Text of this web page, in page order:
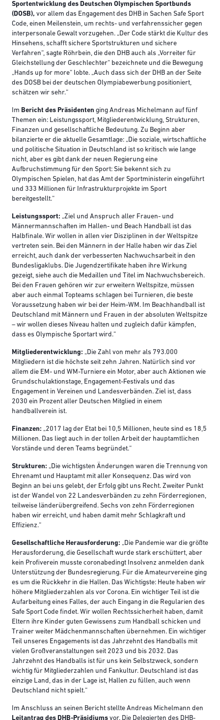
Sportentwicklung des Deutschen Olympischen Sportbunds
(DOSB), vor allem das Engagement des DHB in Sachen Safe Sport
Code, einen Meilenstein, um rechts- und verfahrenssicher gegen
interpersonale Gewalt vorzugehen. „Der Code stärkt die Kultur des
Hinsehens, schafft sichere Sportstrukturen und sichere
Verfahren“, sagte Röhrbein, die den DHB auch als „Vorreiter für
Gleichstellung der Geschlechter“ bezeichnete und die Bewegung
„Hands up for more“ lobte. „Auch dass sich der DHB an der Seite
des DOSB bei der deutschen Olympiabewerbung positioniert,
schätzen wir sehr.“
Im Bericht des Präsidenten ging Andreas Michelmann auf fünf
Themen ein: Leistungssport, Mitgliederentwicklung, Strukturen,
Finanzen und gesellschaftliche Bedeutung. Zu Beginn aber
bilanzierte er die aktuelle Gesamtlage: „Die soziale, wirtschaftliche
und politische Situation in Deutschland ist so kritisch wie lange
nicht, aber es gibt dank der neuen Regierung eine
Aufbruchstimmung für den Sport: Sie bekennt sich zu
Olympischen Spielen, hat das Amt der Sportministerin eingeführt
und 333 Millionen für Infrastrukturprojekte im Sport
bereitgestellt.“
Leistungssport: „Ziel und Anspruch aller Frauen- und
Männermannschaften im Hallen- und Beach Handball ist das
Halbfinale. Wir wollen in allen vier Disziplinen in der Weltspitze
vertreten sein. Bei den Männern in der Halle haben wir das Ziel
erreicht, auch dank der verbesserten Nachwuchsarbeit in den
Bundesligaklubs. Die Jugendzertifikate haben ihre Wirkung
gezeigt, siehe auch die Medaillen und Titel im Nachwuchsbereich.
Bei den Frauen gehören wir zur erweitern Weltspitze, müssen
aber auch einmal Topteams schlagen bei Turnieren, die beste
Voraussetzung haben wir bei der Heim-WM. Im Beachhandball ist
Deutschland mit Männern und Frauen in der absoluten Weltspitze
– wir wollen dieses Niveau halten und zugleich dafür kämpfen,
dass es Olympische Sportart wird.“
Mitgliederentwicklung: „Die Zahl von mehr als 793.000
Mitgliedern ist die höchste seit zehn Jahren. Natürlich sind vor
allem die EM- und WM-Turniere ein Motor, aber auch Aktionen wie
Grundschulaktionstage, Engagement-Festivals und das
Engagement in Vereinen und Landesverbänden. Ziel ist, dass
2030 ein Prozent aller Deutschen Mitglied in einem
handballverein ist.
Finanzen: „2017 lag der Etat bei 10,5 Millionen, heute sind es 18,5
Millionen. Das liegt auch in der tollen Arbeit der hauptamtlichen
Vorstände und deren Teams begründet.“
Strukturen: „Die wichtigsten Änderungen waren die Trennung von
Ehrenamt und Hauptamt mit aller Konsequenz. Das wird von
Beginn an bei uns gelebt, der Erfolg gibt uns Recht. Zweiter Punkt
ist der Wandel von 22 Landesverbänden zu zehn Förderregionen,
teilweise länderübergreifend. Sechs von zehn Förderregionen
haben wir erreicht, und haben damit mehr Schlagkraft und
Effizienz.“
Gesellschaftliche Herausforderung: „Die Pandemie war die größte
Herausforderung, die Gesellschaft wurde stark erschüttert, aber
kein Profiverein musste coronabedingt Insolvenz anmelden dank
Unterstützung der Bundesregierung. Für die Amateurvereine ging
es um die Rückkehr in die Hallen. Das Wichtigste: Heute haben wir
höhere Mitgliederzahlen als vor Corona. Ein wichtiger Teil ist die
Aufarbeitung eines Falles, der auch Eingang in die Regularien des
Safe Sport Code findet. Wir wollen Rechtssicherheit haben, damit
Eltern ihre Kinder guten Gewissens zum Handball schicken und
Trainer weiter Mädchenmannschaften übernehmen. Ein wichtiger
Teil unseres Engagements ist das Jahrzehnt des Handballs mit
vielen Großveranstaltungen seit 2023 und bis 2032. Das
Jahrzehnt des Handballs ist für uns kein Selbstzweck, sondern
wichtig für Mitgliederzahlen und Fankultur. Deutschland ist das
einzige Land, das in der Lage ist, Hallen zu füllen, auch wenn
Deutschland nicht spielt.“
Im Anschluss an seinen Bericht stellte Andreas Michelmann den
Leitantrag des DHB-Präsidiums vor. Die Delegierten des DHB-